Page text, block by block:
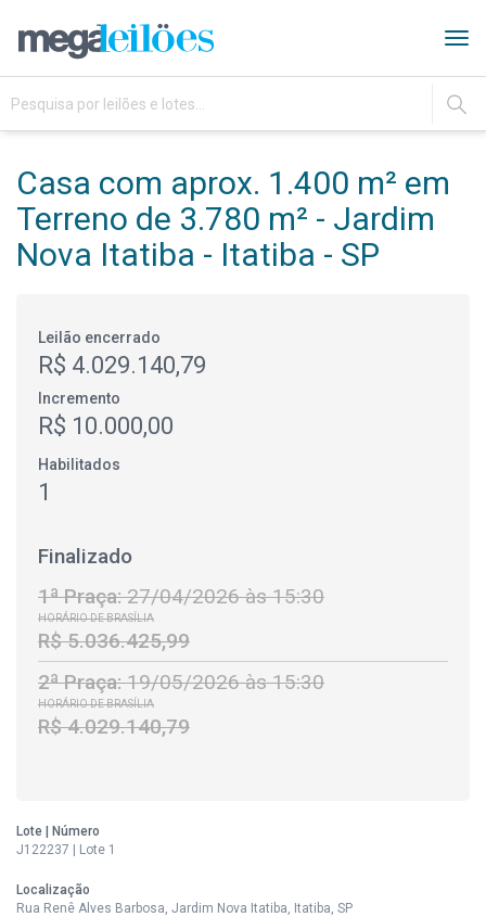
IR
Casa com aprox. 1.400 m² em
Terreno de 3.780 m² - Jardim
Nova Itatiba - Itatiba - SP
Leilão encerrado
R$ 4.029.140,79
Incremento
R$ 10.000,00
Habilitados
1
Finalizado
1ª Praça:27/04/2026 às 15:30
HORÁRIO DE BRASÍLIA
R$ 5.036.425,99
2ª Praça:19/05/2026 às 15:30
HORÁRIO DE BRASÍLIA
R$ 4.029.140,79
Lote | Número
J122237 | Lote 1
Localização
Rua Renê Alves Barbosa, Jardim Nova Itatiba, Itatiba, SP